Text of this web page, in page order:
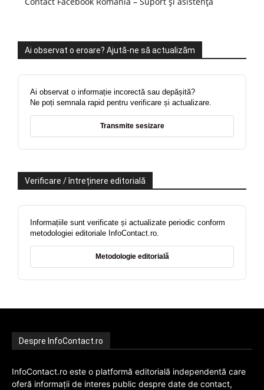
Ai observat o eroare? Ajută-ne să actualizăm
Ai observat o informație incorectă sau depășită?
Ne poți semnala rapid pentru verificare și actualizare.
Transmite sesizare
Verificare / întreținere editorială
Informațiile sunt verificate și actualizate periodic conform
metodologiei editoriale InfoContact.ro.
Metodologie editorială
Despre InfoContact.ro
InfoContact.ro este o platformă editorială independentă care
oferă informații de interes public despre date de contact,